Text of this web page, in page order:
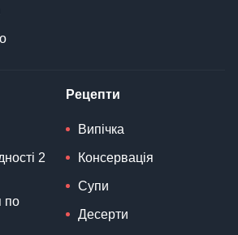
2
по
Рецепти
Випічка
Консервація
Супи
Десерти